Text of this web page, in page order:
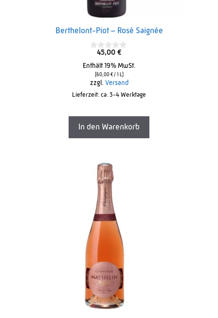
Berthelont-Piot – Rosé Saignée
o
u
o
5
45,00 €
Enthält 19% MwSt.
60,00 €/ 1 L)
zzgl. Versand
Lieferzeit: ca. 3-4 Werktage
In den Warenkorb